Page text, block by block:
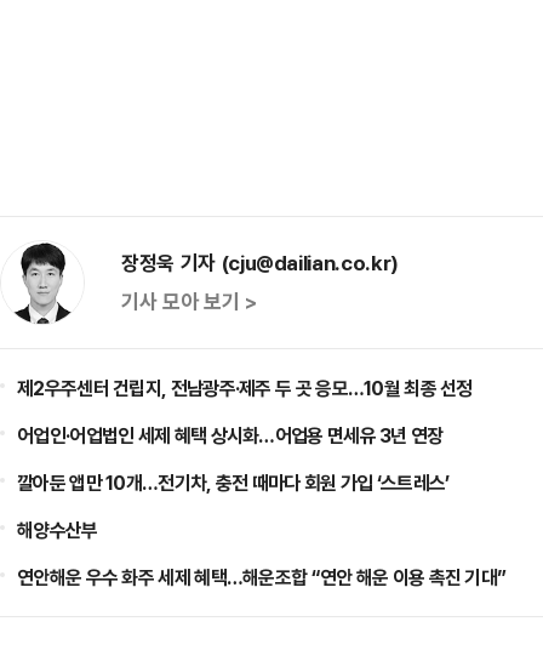
장정욱 기자 (cju@dailian.co.kr)
기사 모아 보기 >
제2우주센터 건립지, 전남광주·제주 두 곳 응모…10월 최종 선정
어업인·어업법인 세제 혜택 상시화…어업용 면세유 3년 연장
깔아둔 앱만 10개…전기차, 충전 때마다 회원 가입 ‘스트레스’
해양수산부
연안해운 우수 화주 세제 혜택…해운조합 “연안 해운 이용 촉진 기대”